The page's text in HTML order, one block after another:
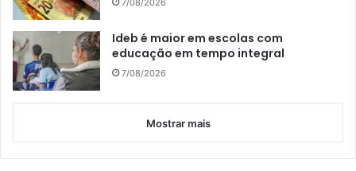
Ideb é maior em escolas com
educação em tempo integral
7/08/2026
Mostrar mais